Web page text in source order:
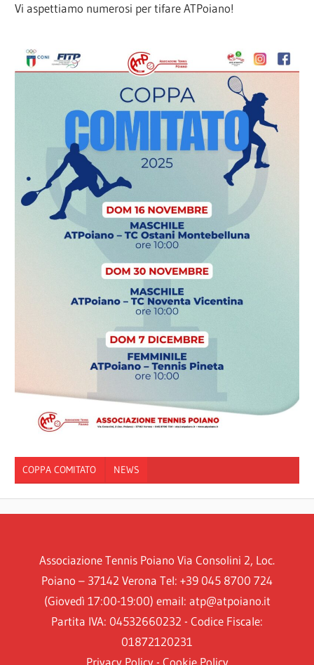
Vi aspettiamo numerosi per tifare ATPoiano!
COPPA COMITATO NEWS
Associazione Tennis Poiano Via Consolini 2, Loc.
Poiano – 37142 Verona Tel: +39 045 8700 724
(Giovedì 17:00-19:00) email: atp@atpoiano.it
Partita IVA: 04532660232 - Codice Fiscale:
01872120231
Privacy Policy- Cookie Policy